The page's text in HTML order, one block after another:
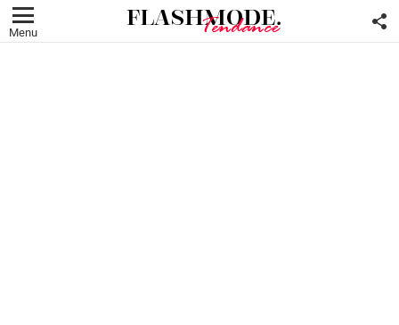
Menu